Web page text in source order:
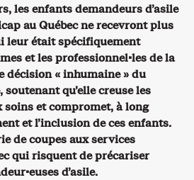
les enfants demandeurs d’asile
au Québec ne recevront plus
leur était spécifiquement
et les professionnel·les de la
décision « inhumaine » du
qu’elle creuse les
soins et compromet, à long
et l’inclusion de ces enfants.
de coupes aux services
qui risquent de précariser
d’asile.